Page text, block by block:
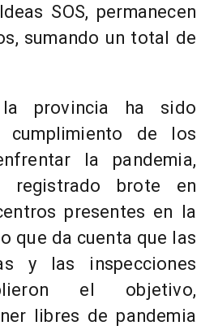
SOS, permanecen
sumando un total de
provincia ha sido
de los
la pandemia,
brote en
presentes en la
que da cuenta que las
y las inspecciones
el objetivo,
libres de pandemia